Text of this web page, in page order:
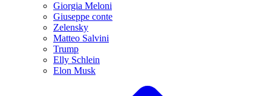
Giorgia Meloni
Giuseppe conte
Zelensky
Matteo Salvini
Trump
Elly Schlein
Elon Musk